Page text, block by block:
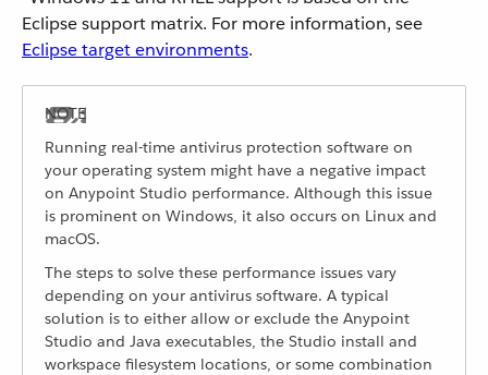
Eclipse support matrix. For more information, see
Eclipse target environments.
Running real-time antivirus protection software on
your operating system might have a negative impact
on Anypoint Studio performance. Although this issue
is prominent on Windows, it also occurs on Linux and
macOS.
The steps to solve these performance issues vary
depending on your antivirus software. A typical
solution is to either allow or exclude the Anypoint
Studio and Java executables, the Studio install and
workspace filesystem locations, or some combination